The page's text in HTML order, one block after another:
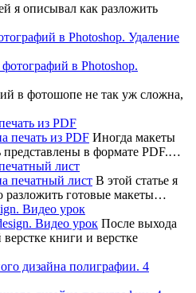
я описывал как разложить
в Photoshop. Удаление
в фотошопе не так уж сложна,
из PDF
Иногда макеты
представлены в формате PDF.…
лист
В этой статье я
разложить готовые макеты…
Видео урок
После выхода
книги и верстке
дизайна полиграфии. 4